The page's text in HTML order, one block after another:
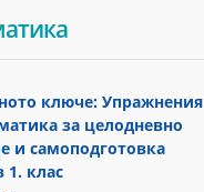
ключе: Упражнения
за целодневно
и самоподготовка
клас